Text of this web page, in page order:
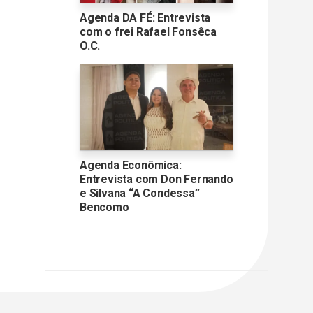
Agenda DA FÉ: Entrevista
com o frei Rafael Fonsêca
O.C.
Agenda Econômica:
Entrevista com Don Fernando
e Silvana “A Condessa”
Bencomo